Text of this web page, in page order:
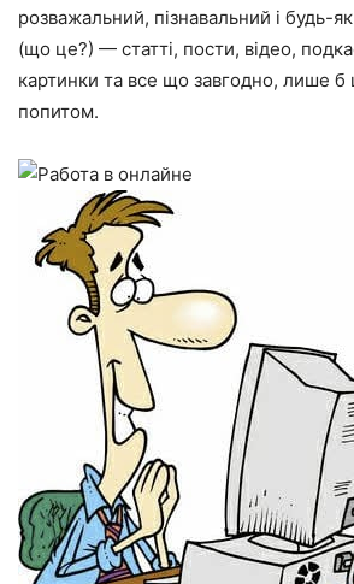
розважальний, пізнавальний і будь-
(що це?) — статті, пости, відео,
картинки та все що завгодно, лише б
попитом.